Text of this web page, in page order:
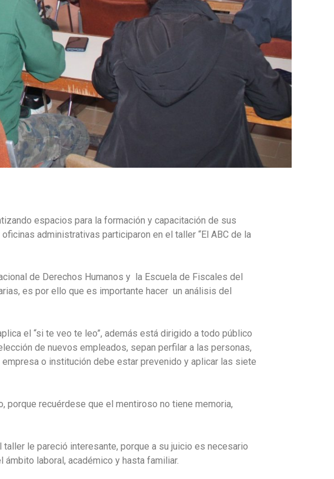
espacios para la formación y capacitación de sus
administrativas participaron en el taller “El ABC de la
de Derechos Humanos y la Escuela de Fiscales del
es por ello que es importante hacer un análisis del
el “si te veo te leo”, además está dirigido a todo público
de nuevos empleados, sepan perfilar a las personas,
o institución debe estar prevenido y aplicar las siete
porque recuérdese que el mentiroso no tiene memoria,
le pareció interesante, porque a su juicio es necesario
laboral, académico y hasta familiar.